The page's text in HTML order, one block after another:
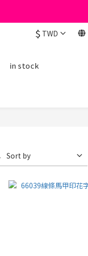
$ TWD
in stock
Sort by